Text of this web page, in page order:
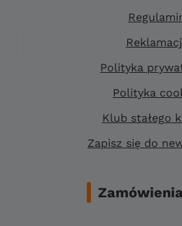
Polityka
Polityka
Klub stałego
Zapisz się do